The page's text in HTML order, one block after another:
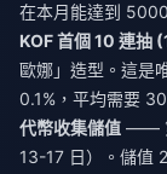
在本月能達到
KOF 首個 10 連抽
歐娜」造型。這是
0.1%，平均需要
代幣收集儲值 ——
13-17 日）。儲值